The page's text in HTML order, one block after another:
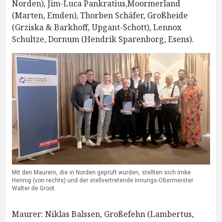
Norden), Jim-Luca Pankratius,Moormerland
(Marten, Emden), Thorben Schäfer, Großheide
(Grziska & Barkhoff, Upgant-Schott), Lennox
Schultze, Dornum (Hendrik Sparenborg, Esens).
Mit den Maurern, die in Norden geprüft wurden, stellten sich Imke
Hennig (von rechts) und der stellvertretende Innungs-Obermeister
Walter de Groot.
Maurer: Niklas Balssen, Großefehn (Lambertus,